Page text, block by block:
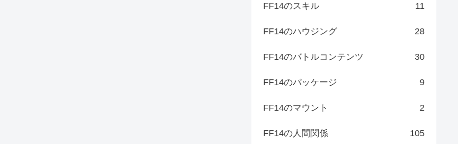
FF14のスキル 11
FF14のハウジング 28
FF14のバトルコンテンツ 30
FF14のパッケージ 9
FF14のマウント 2
FF14の人間関係 105